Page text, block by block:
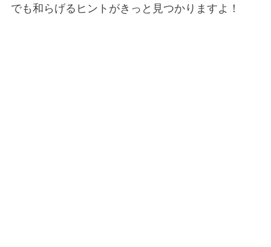
でも和らげるヒントがきっと見つかりますよ！